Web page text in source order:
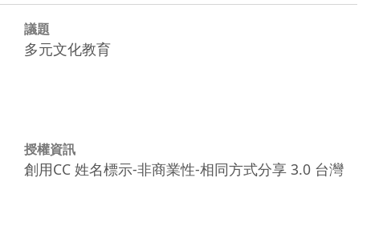
議題
多元文化教育
授權資訊
創用CC 姓名標示-非商業性-相同方式分享 3.0 台灣